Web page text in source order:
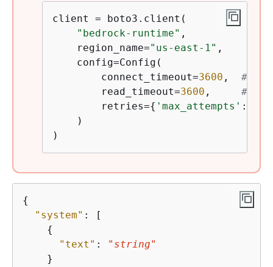
client = boto3.client(
"bedrock-runtime" ,
    region_name=
"us-east-1" ,
    config=Config(
        connect_timeout=
3600 , # 60
        read_timeout=
3600 , # 60
        retries=
{ 'max_attempts' :
    )
)
{
"system" : [
{
"text" :
"string"
    }